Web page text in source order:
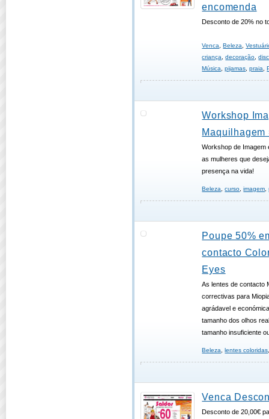
encomenda
Desconto de 20% no
Venca ,Beleza ,
criança
,decoração ,
Música
,pijamas ,praia ,
Workshop
Maquilhagem
Workshop de Imagem
as mulheres que
presença na vida!
Beleza ,curso ,imagem ,
Poupe 50%
contacto
Eyes
As lentes de contacto
correctivas para
agrádavel e
tamanho dos olhos
tamanho insuficiente
Beleza ,lentes coloridas
Venca
Desconto de 20,00€